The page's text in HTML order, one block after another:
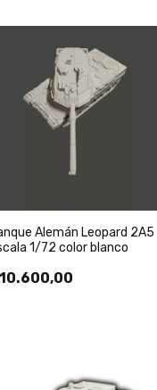
Alemán Leopard 2A5
1/72 color blanco